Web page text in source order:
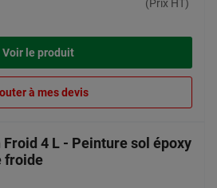
(Prix HT)
Voir le produit
à mes devis
4 L - Peinture sol époxy
froide